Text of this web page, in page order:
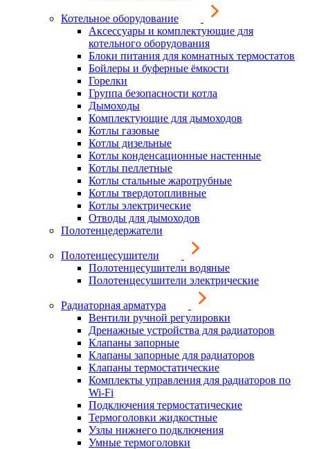
Котельное оборудование
Аксессуары и комплектующие для
котельного оборудования
Блоки питания для комнатных термостатов
Бойлеры и буферные ёмкости
Горелки
Группа безопасности котла
Дымоходы
Комплектующие для дымоходов
Котлы газовые
Котлы дизельные
Котлы конденсационные настенные
Котлы пеллетные
Котлы стальные жаротрубные
Котлы твердотопливные
Котлы электрические
Отводы для дымоходов
Полотенцедержатели
Полотенцесушители
Полотенцесушители водяные
Полотенцесушители электрические
Радиаторная арматура
Вентили ручной регулировки
Дренажные устройства для радиаторов
Клапаны запорные
Клапаны запорные для радиаторов
Клапаны термостатические
Комплекты управления для радиаторов по
Wi-Fi
Подключения термостатические
Термоголовки жидкостные
Узлы нижнего подключения
Умные термоголовки